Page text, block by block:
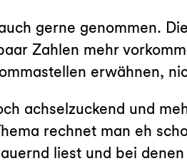
gerne genommen.
Zahlen mehr
erwähnen,
achselzuckend und
rechnet man eh
liest und bei